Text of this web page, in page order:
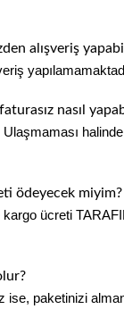
alışveriş
nasıl
Ulaşmaması
ödeyecek miyim?
kargo ücreti
paketinizi